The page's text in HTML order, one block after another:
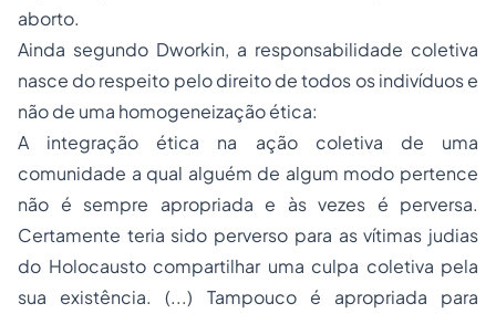
aborto.
Ainda segundo Dworkin, a responsabilidade coletiva
nasce do respeito pelo direito de todos os indivíduos e
não de uma homogeneização ética:
A integração ética na ação coletiva de uma
comunidade a qual alguém de algum modo pertence
não é sempre apropriada e às vezes é perversa.
Certamente teria sido perverso para as vítimas judias
do Holocausto compartilhar uma culpa coletiva pela
sua existência. (...) Tampouco é apropriada para